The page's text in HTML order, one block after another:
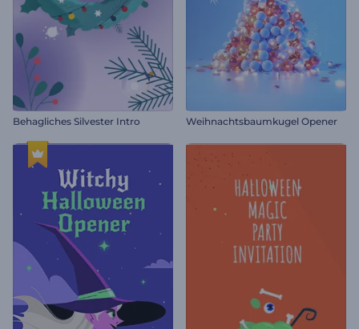
Behagliches Silvester Intro Weihnachtsbaumkugel Opener